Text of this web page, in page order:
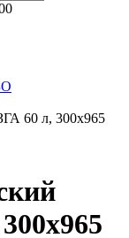
60 л, 300х965